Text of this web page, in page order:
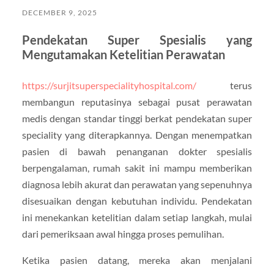
DECEMBER 9, 2025
Pendekatan Super Spesialis yang
Mengutamakan Ketelitian Perawatan
https://surjitsuperspecialityhospital.com/terus
membangun reputasinya sebagai pusat perawatan
medis dengan standar tinggi berkat pendekatan super
speciality yang diterapkannya. Dengan menempatkan
pasien di bawah penanganan dokter spesialis
berpengalaman, rumah sakit ini mampu memberikan
diagnosa lebih akurat dan perawatan yang sepenuhnya
disesuaikan dengan kebutuhan individu. Pendekatan
ini menekankan ketelitian dalam setiap langkah, mulai
dari pemeriksaan awal hingga proses pemulihan.
Ketika pasien datang, mereka akan menjalani